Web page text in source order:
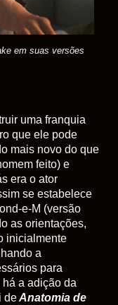
em suas versões
uma franquia
que ele pode
mais novo do que
feito) e
era o ator
se estabelece
e-M (versão
as orientações,
inicialmente
a
para
a adição da
deAnatomia de